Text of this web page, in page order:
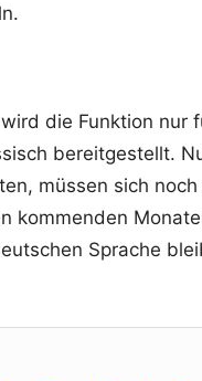
die Funktion nur
bereitgestellt.
müssen sich
kommenden
Sprache